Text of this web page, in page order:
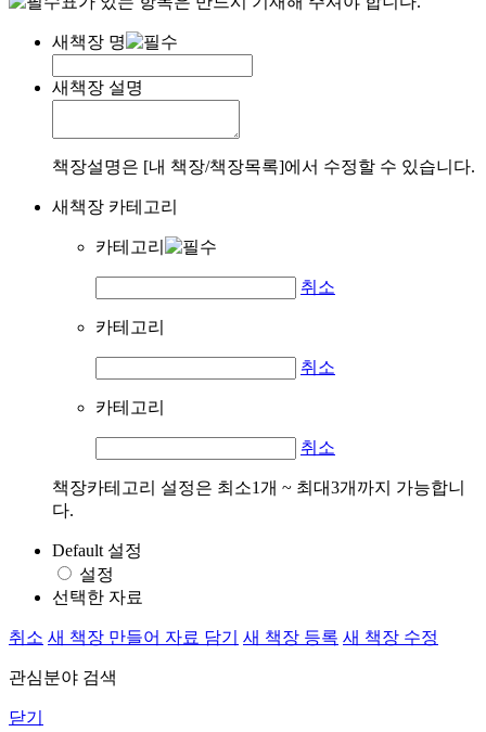
새책장 명
새책장 설명
책장설명은 [내 책장/책장목록]에서 수정할 수 있습니다.
새책장 카테고리
카테고리
취소
카테고리
취소
카테고리
취소
책장카테고리 설정은 최소1개 ~ 최대3개까지 가능합니
다.
Default 설정
설정
선택한 자료
취소 새 책장 만들어 자료 담기 새 책장 등록 새 책장 수정
관심분야 검색
닫기